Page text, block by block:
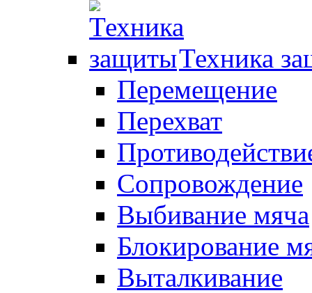
Техника
Перемещение
Перехват
Сопровождение
Выбивание мяча
Блокирование
Выталкивание